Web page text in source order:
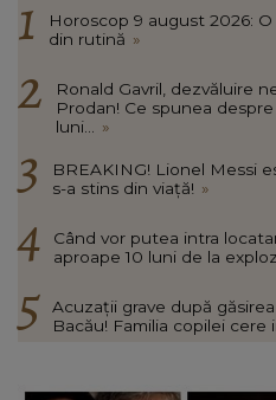
Horoscop 9 august 2026:
din rutină »
Ronald Gavril, dezvăluire
Prodan! Ce spunea
luni... »
BREAKING! Lionel Messi
s-a stins din viață! »
Când vor putea intra
aproape 10 luni de la
Acuzații grave după
Bacău! Familia copilei cere